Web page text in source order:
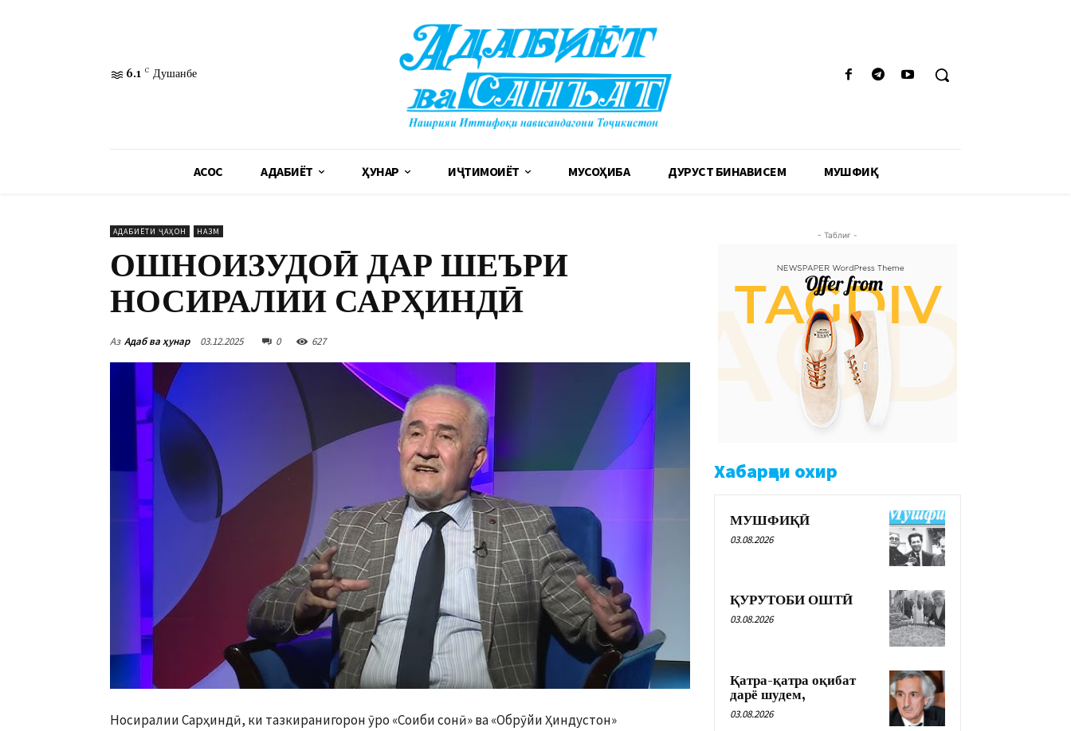
6.1 C Душанбе
АСОСӢ АДАБИЁТ ҲУНАР ИҶТИМОИЁТ МУСОҲИБА ДУРУСТ БИНАВИСЕМ МУШФИҚӢ
АДАБИЁТИ ҶАҲОН НАЗМ
ОШНОИЗУДОӢ ДАР ШЕЪРИ
НОСИРАЛИИ САРҲИНДӢ
Аз Адаб ва ҳунар 03.12.2025 0 627
Носиралии Сарҳиндӣ, ки тазкиранигорон ӯро «Соиби сонӣ» ва «Обрӯйи Ҳиндустон»
- Таблиғ -
Хабарҳои охир
МУШФИҚӢ
03.08.2026
ҚУРУТОБИ ОШТӢ
03.08.2026
Қатра-қатра оқибат
дарё шудем,
03.08.2026